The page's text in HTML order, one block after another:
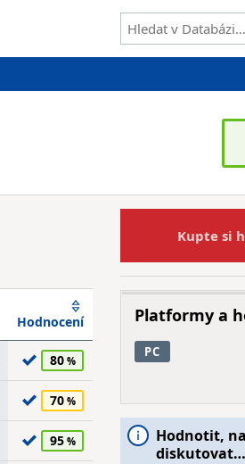
Hodnocení
80
70
95
Kupte si
Platformy a
PC
Hodnotit,
diskutovat…